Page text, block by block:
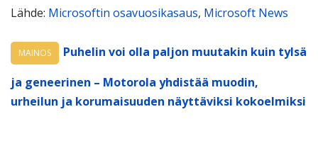
Lähde: Microsoftin osavuosikasaus, Microsoft News
MAINOS
Puhelin voi olla paljon muutakin kuin tylsä
ja geneerinen – Motorola yhdistää muodin,
urheilun ja korumaisuuden näyttäviksi kokoelmiksi